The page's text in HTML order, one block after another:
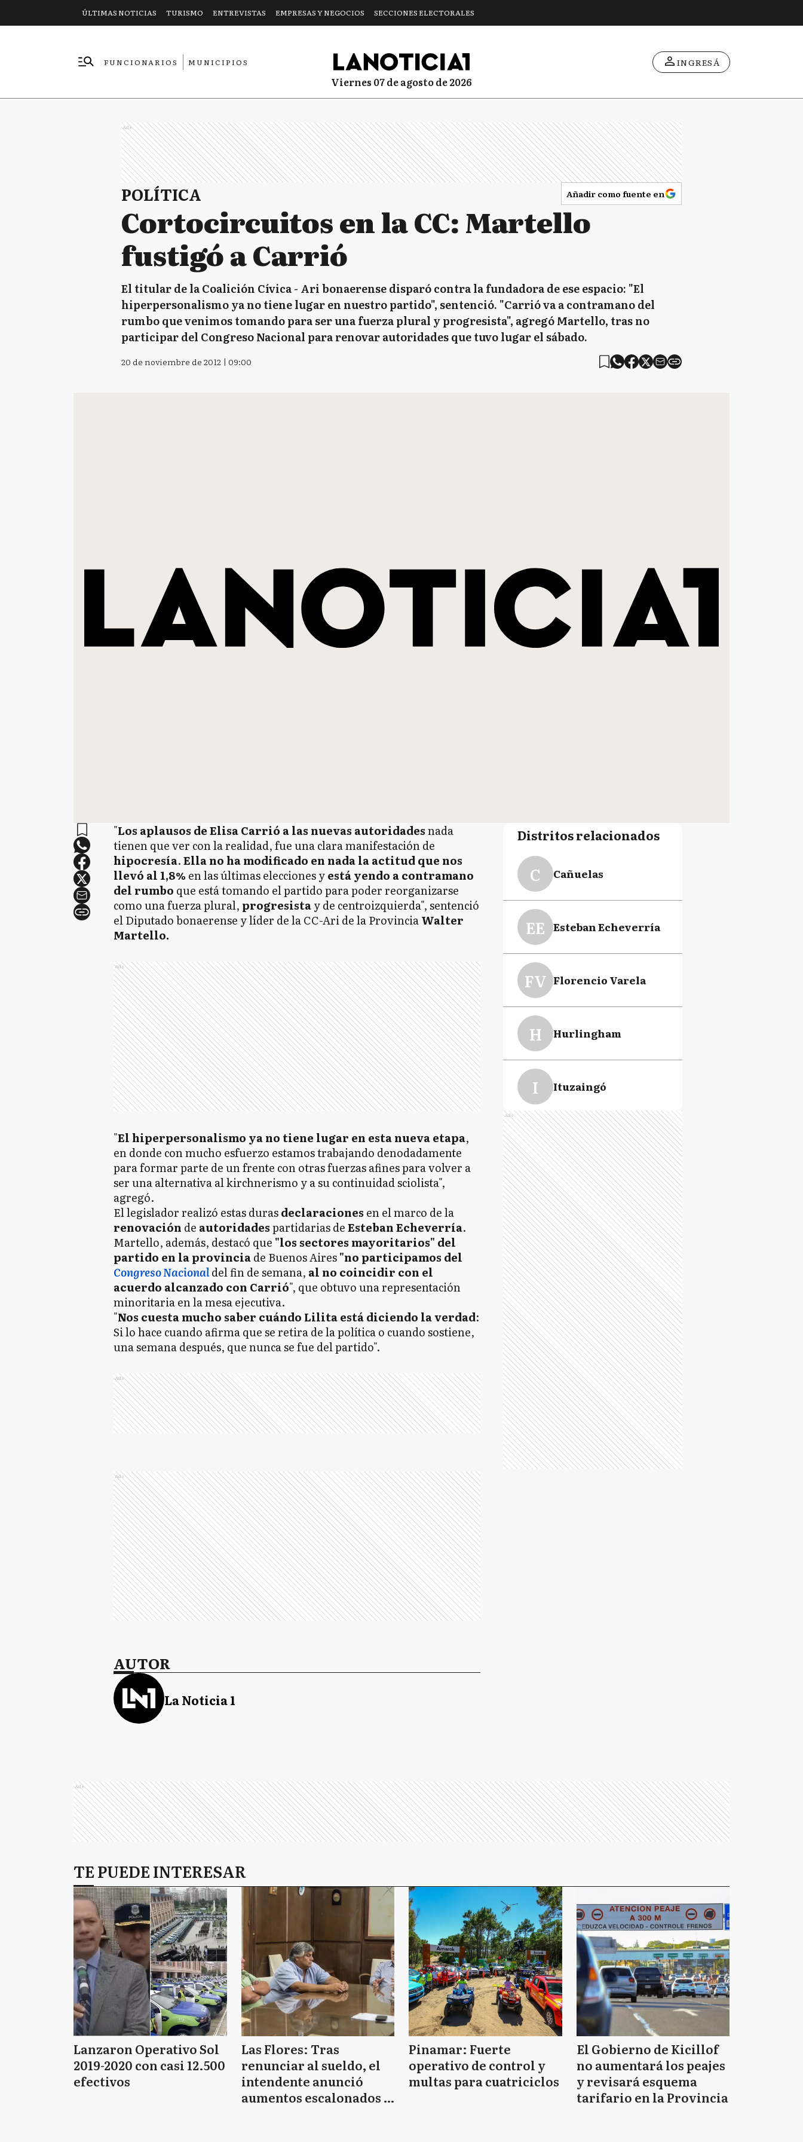
ÚLTIMAS NOTICIAS TURISMO ENTREVISTAS EMPRESAS Y NEGOCIOS SECCIONES ELECTORALES
FUNCIONARIOS
MUNICIPIOS
viernes 07 de agosto de 2026
INGRESÁ
Ads
POLÍTICA Añadir como fuente en
Cortocircuitos en la CC: Martello
fustigó a Carrió
El titular de la Coalición Cívica - Ari bonaerense disparó contra la fundadora de ese espacio: "El
hiperpersonalismo ya no tiene lugar en nuestro partido", sentenció. "Carrió va a contramano del
rumbo que venimos tomando para ser una fuerza plural y progresista", agregó Martello, tras no
participar del Congreso Nacional para renovar autoridades que tuvo lugar el sábado.
20 de noviembre de 2012 | 09:00
"Los aplausos de Elisa Carrió a las nuevas autoridadesnada
tienen que ver con la realidad, fue una clara manifestación de
hipocresía.Ella no ha modificado en nada la actitud que nos
llevó al 1,8%en las últimas elecciones yestá yendo a contramano
del rumbo que está tomando el partido para poder reorganizarse
como una fuerza plural, progresistay de centroizquierda", sentenció
el Diputado bonaerense y líder de la CC-Ari de la ProvinciaWalter
Martello.
Ads
"El hiperpersonalismo ya no tiene lugar en esta nueva etapa,
en donde con mucho esfuerzo estamos trabajando denodadamente
para formar parte de un frente con otras fuerzas afines para volver a
ser una alternativa al kirchnerismo y a su continuidad sciolista",
agregó.
El legislador realizó estas durasdeclaraciones en el marco de la
renovación de autoridadespartidarias deEsteban Echeverría.
Martello, además, destacó que "los sectores mayoritarios" del
partido en la provinciade Buenos Aires"no participamos del
Congreso Nacionaldel fin de semana, al no coincidir con el
acuerdo alcanzado con Carrió", que obtuvo una representación
minoritaria en la mesa ejecutiva.
"Nos cuesta mucho saber cuándo Lilita está diciendo la verdad:
Si lo hace cuando afirma que se retira de la política o cuando sostiene,
una semana después, que nunca se fue del partido".
Ads
Ads
AUTOR
La Noticia 1
Distritos relacionados
C Cañuelas
EE Esteban Echeverría
FV Florencio Varela
H Hurlingham
I Ituzaingó
LM La Matanza
LP La Plata
Q Quilmes
SF San Fernando
Ads
Ads
TE PUEDE INTERESAR
Lanzaron Operativo Sol
2019-2020 con casi 12.500
efectivos
Las Flores: Tras
renunciar al sueldo, el
intendente anunció
aumentos escalonados y
Pinamar: Fuerte
operativo de control y
multas para cuatriciclos
El Gobierno de Kicillof
no aumentará los peajes
y revisará esquema
tarifario en la Provincia